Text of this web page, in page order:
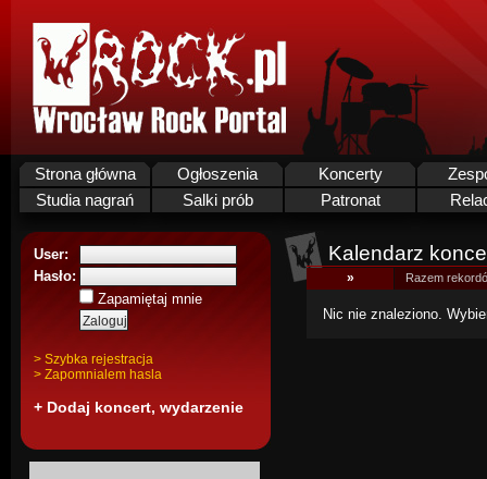
Strona główna Ogłoszenia Koncerty
Studia nagrań
Salki prób Patronat
User:
Hasło:
Zapamiętaj mnie
> Szybka rejestracja
> Zapomnialem hasla
+ Dodaj koncert, wydarzenie
Kalendarz
» Razem
Nic nie znaleziono.